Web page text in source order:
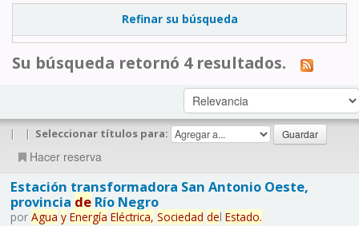
Refinar su búsqueda
Su búsqueda retornó 4 resultados.
| | Seleccionar títulos para:
Hacer reserva
Estación transformadora San Antonio Oeste,
provincia deRío Negro
por Agua y Energía Eléctrica, Sociedad del Estado.